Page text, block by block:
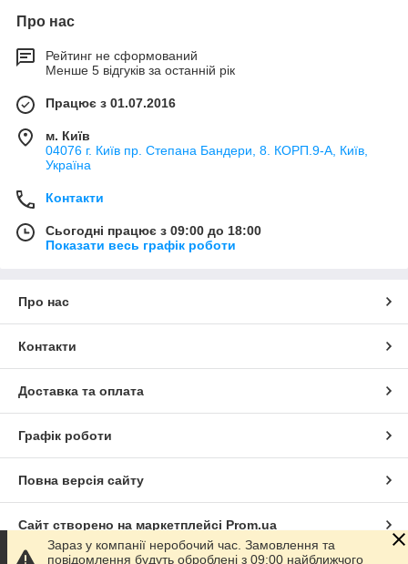
Про нас
Рейтинг не сформований
Менше 5 відгуків за останній рік
Працює з 01.07.2016
м. Київ
04076 г. Київ пр. Степана Бандери, 8. КОРП.9-А, Київ,
Україна
Контакти
Сьогодні працює з 09:00 до 18:00
Показати весь графік роботи
Про нас
Контакти
Доставка та оплата
Графік роботи
Повна версія сайту
Сайт створено на маркетплейсі Prom.ua
Зараз у компанії неробочий час. Замовлення та
повідомлення будуть оброблені з 09:00 найближчого